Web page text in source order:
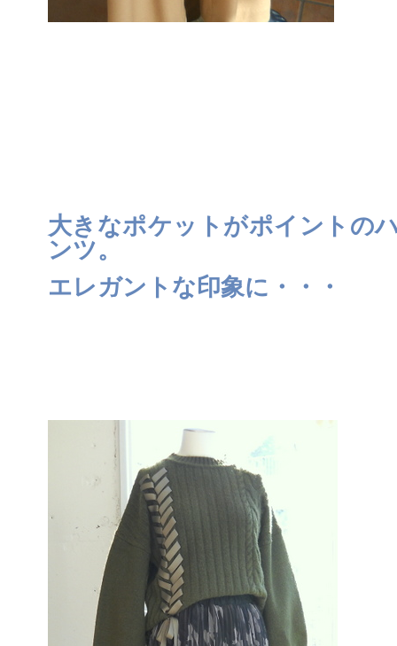
大きなポケットがポイントの
ンツ。
エレガントな印象に・・・